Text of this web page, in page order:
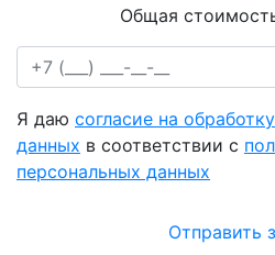
Общая
Я даю согласие на
данных в соответствии с
персональных данных
Отправить